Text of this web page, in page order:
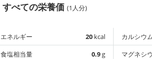
すべての栄養価 (1人分)
エネルギー 20 kcal
食塩相当量
0.9g
カルシウ
マグネシ